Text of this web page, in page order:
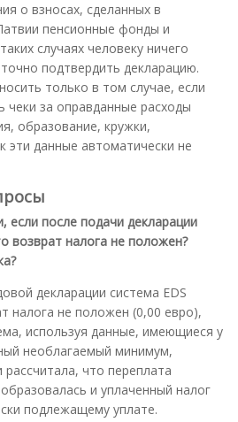
о взносах, сделанных в
пенсионные фонды и
случаях человеку ничего
подтвердить декларацию.
только в том случае, если
чеки за оправданные расходы
образование, кружки,
эти данные автоматически не
если после подачи декларации
возврат налога не положен?
декларации система EDS
налога не положен (0,00 евро),
используя данные, имеющиеся у
необлагаемый минимум,
что переплата
и уплаченный налог
подлежащему уплате.